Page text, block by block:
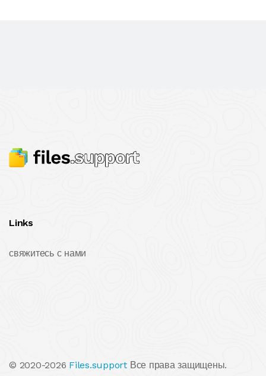
Links
свяжитесь с нами
© 2020-2026 Files.support Все права защищены.